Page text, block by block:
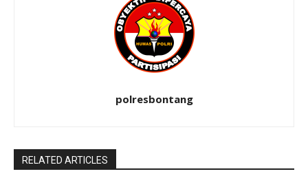
polresbontang
RELATED ARTICLES